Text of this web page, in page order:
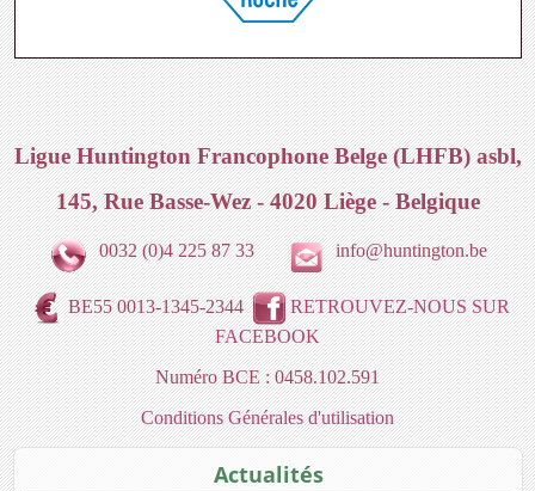
Ligue Huntington Francophone Belge (LHFB) asbl,
145, Rue Basse-Wez - 4020 Liège - Belgique
0032 (0)4 225 87 33 info@huntington.be
BE55 0013-1345-2344
RETROUVEZ-NOUS SUR
FACEBOOK
Numéro BCE : 0458.102.591
Conditions Générales d'utilisation
Actualités